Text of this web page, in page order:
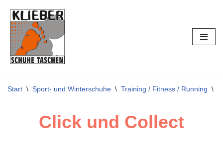
Zum
Inhalt
springen
Start \ Sport- und Winterschuhe \ Training / Fitness / Running \
Click und Collect